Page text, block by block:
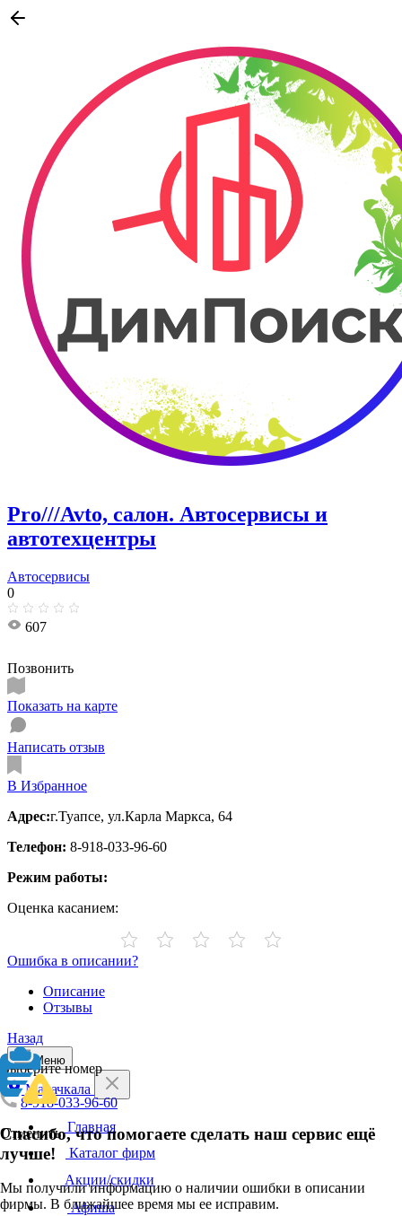
Pro///Avto, салон. Автосервисы и
автотехцентры
Автосервисы
0
607
Позвонить
Показать на карте
Написать отзыв
В Избранное
Адрес:г.Туапсе, ул.Карла Маркса, 64
Телефон: 8-918-033-96-60
Режим работы:
Оценка касанием:
Ошибка в описании?
Описание
Отзывы
Назад
Выберите номер
8-918-033-96-60
Отменить
Спасибо, что помогаете сделать наш сервис ещё
лучше!
Мы получили информацию о наличии ошибки в описании
фирмы. В ближайшее время мы ее исправим.
Меню
Махачкала
Главная
Каталог фирм
Акции/скидки
Афиша